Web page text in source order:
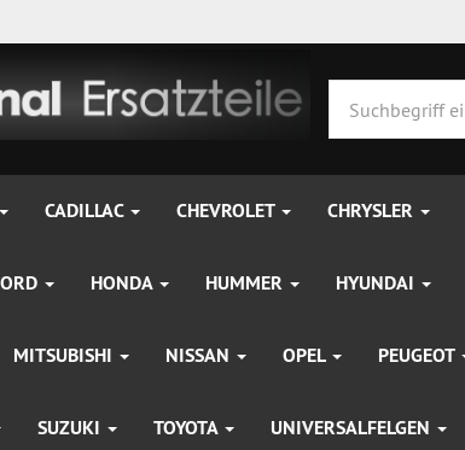
CADILLAC CHEVROLET CHRYSLER
HONDA HUMMER HYUNDAI
MITSUBISHI NISSAN OPEL PEUGEOT
SUZUKI TOYOTA UNIVERSALFELGEN